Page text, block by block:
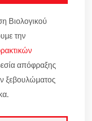
Βιολογικού
την
απόφραξης
ξεβουλώματος